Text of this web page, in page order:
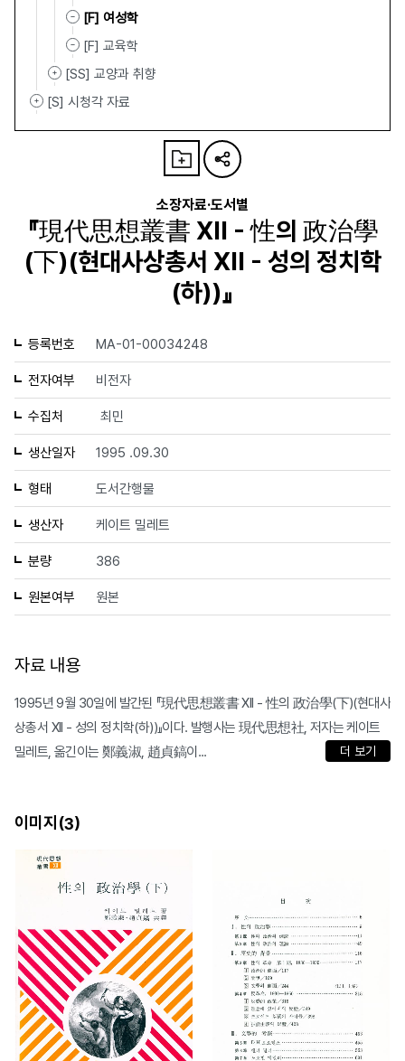
[F] 여성학
[F] 교육학
[SS] 교양과 취향
[S] 시청각 자료
소장자료·도서별
『現代思想叢書 XII - 性의 政治學
(下)(현대사상총서 XII - 성의 정치학
(하))』
등록번호 MA-01-00034248
전자여부 비전자
수집처 최민
생산일자 1995 .09.30
형태 도서간행물
생산자 케이트 밀레트
분량 386
원본여부 원본
자료 내용
1995년 9월 30일에 발간된 『現代思想叢書 XII - 性의 政治學(下)(현대사
상총서 XII - 성의 정치학(하))』이다. 발행사는 現代思想社, 저자는 케이트
밀레트, 옮긴이는 鄭義淑, 趙貞鎬이...
더 보기
이미지(3)